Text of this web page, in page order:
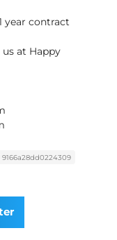
year contract
at Happy
9166a28dd0224309